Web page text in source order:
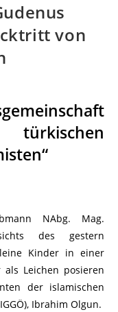
von
NAbg. Mag.
des gestern
Kinder in einer
als Leichen posieren
der islamischen
Ibrahim Olgun.